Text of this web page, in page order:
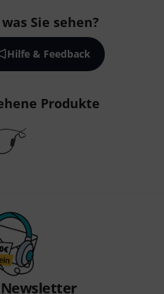
Sie sehen?
Hilfe & Feedback
Produkte